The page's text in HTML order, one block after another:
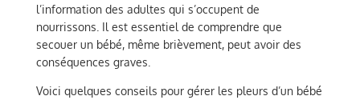
l’information des adultes qui s’occupent de
nourrissons. Il est essentiel de comprendre que
secouer un bébé, même brièvement, peut avoir des
conséquences graves.
Voici quelques conseils pour gérer les pleurs d’un bébé